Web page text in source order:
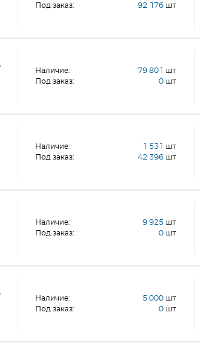
Под заказ: 92 176 шт
Наличие: 79 801 шт
Под заказ: 0 шт
Наличие: 1 531 шт
Под заказ: 42 396 шт
Наличие: 9 925 шт
Под заказ: 0 шт
Наличие: 5 000 шт
Под заказ: 0 шт